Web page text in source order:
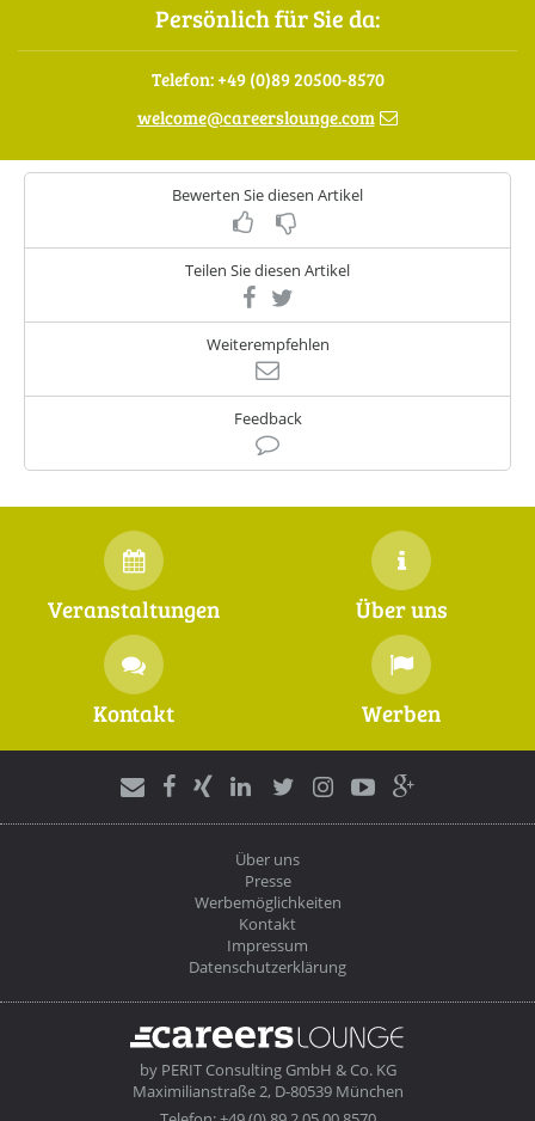
Persönlich für Sie da:
Telefon: +49 (0)89 20500-8570
welcome@careerslounge.com
Bewerten Sie diesen Artikel
Teilen Sie diesen Artikel
Weiterempfehlen
Feedback
Veranstaltungen Über uns
Kontakt Werben
Über uns
Presse
Werbemöglichkeiten
Kontakt
Impressum
Datenschutzerklärung
by PERIT Consulting GmbH & Co. KG
Maximilianstraße 2, D-80539 München